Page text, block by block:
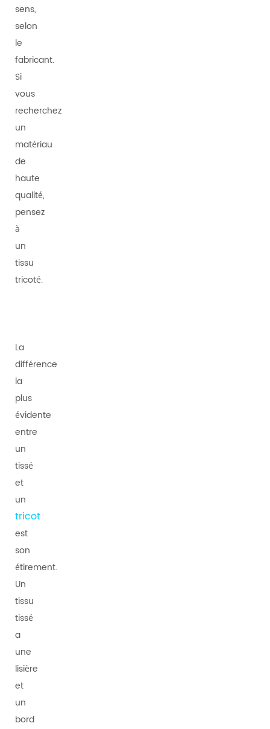
sens,
selon
le
fabricant.
Si
vous
recherchez
un
matériau
de
haute
qualité,
pensez
à
un
tissu
tricoté.
La
différence
la
plus
évidente
entre
un
tissé
et
un
tricot
est
son
étirement.
Un
tissu
tissé
a
une
lisière
et
un
bord